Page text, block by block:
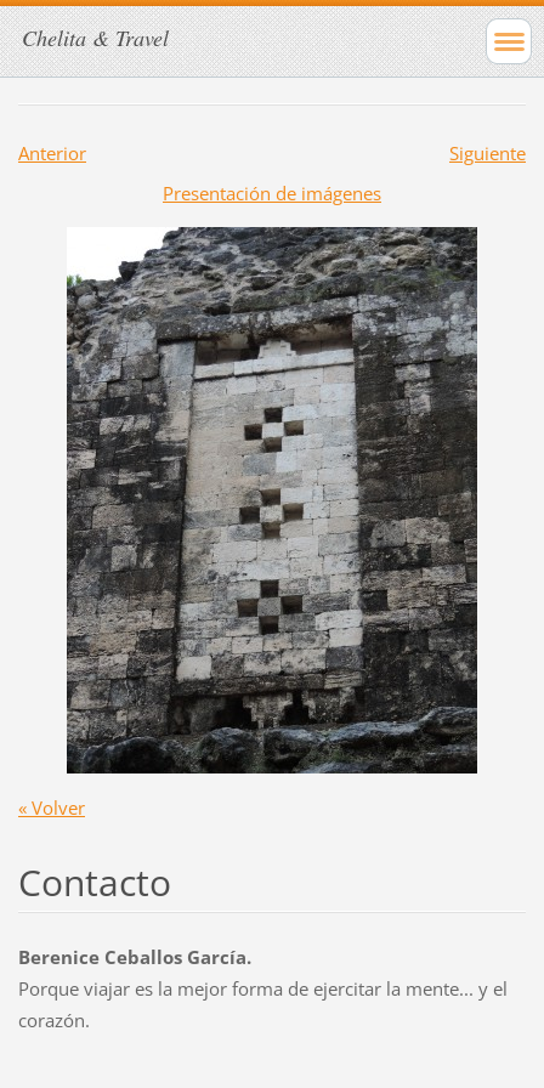
Chelita & Travel
Anterior
Siguiente
Presentación de imágenes
« Volver
Contacto
Berenice Ceballos García.
Porque viajar es la mejor forma de ejercitar la mente... y el
corazón.